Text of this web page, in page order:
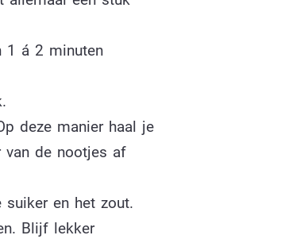
1 á 2 minuten
deze manier haal je
van de nootjes af
en het zout.
Blijf lekker